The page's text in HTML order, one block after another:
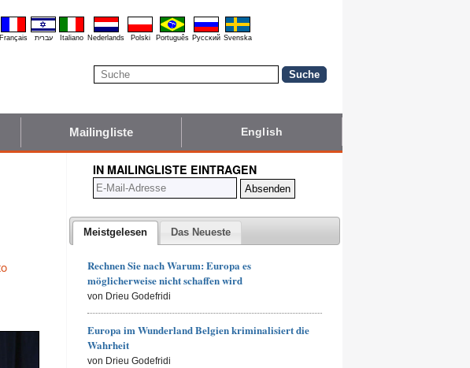
Français עברית Italiano Nederlands Polski Português Pyccĸий Svenska
Mailingliste English
IN MAILINGLISTE EINTRAGEN
Meistgelesen Das Neueste
Rechnen Sie nach Warum: Europa es
möglicherweise nicht schaffen wird
von Drieu Godefridi
Europa im Wunderland Belgien kriminalisiert die
Wahrheit
von Drieu Godefridi